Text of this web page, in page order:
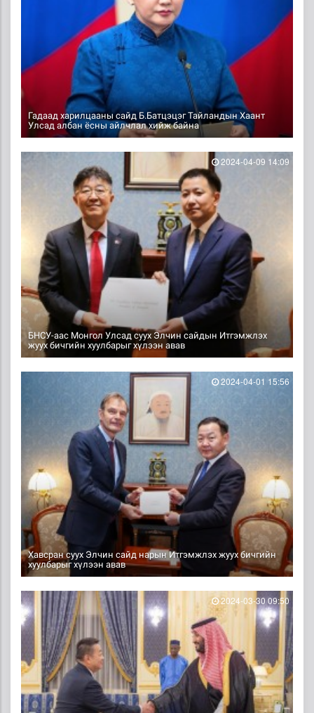
Гадаад харилцааны сайд Б.Батцэцэг Тайландын Хаант
Улсад албан ёсны айлчлал хийж байна
БНСУ-аас Монгол Улсад суух Элчин сайдын Итгэмжлэх
жуух бичгийн хуулбарыг хүлээн авав
2024-04-09 14:09
Хавсран суух Элчин сайд нарын Итгэмжлэх жуух бичгийн
хуулбарыг хүлээн авав
2024-04-01 15:56
2024-03-30 09:50